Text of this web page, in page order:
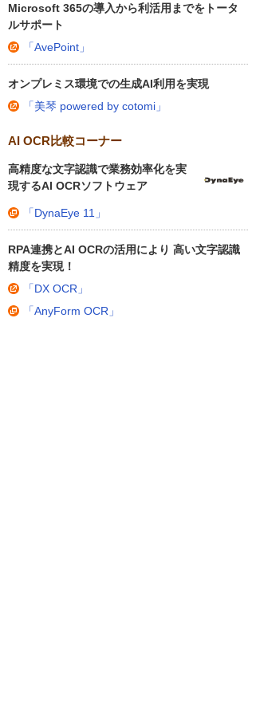
Microsoft 365の導入から利活用までをトータ
ルサポート
「AvePoint」
オンプレミス環境での生成AI利用を実現
「美琴 powered by cotomi」
AI OCR比較コーナー
高精度な文字認識で業務効率化を実
現するAI OCRソフトウェア
「DynaEye 11」
RPA連携とAI OCRの活用により 高い文字認識
精度を実現！
「DX OCR」
「AnyForm OCR」